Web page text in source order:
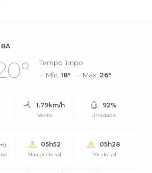
Tempo limpo
Mín.18° Máx. 26°
1.79km/h
Vento
92%
Umidade
05h52
Nascer do sol
05h28
Pôr do sol